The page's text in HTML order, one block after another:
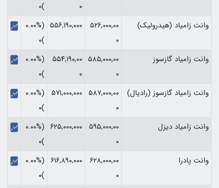
۰
)۰
وانت زامیاد (هیدرولیک)
۵۲۶,۰۰۰,۰۰
۰
۵۵۶,۱۹۰,۰۰۰
(۰.۰۰%
)۰
وانت زامیاد گازسوز
۵۸۵,۰۰۰,۰۰
۰
۵۵۴,۱۹۰,۰۰
۰
(۰.۰۰%
)۰
وانت زامیاد گازسوز (رادیال)
۵۸۷,۰۰۰,۰۰
۰
۵۷۱,۰۰۰,۰۰۰
(۰.۰۰%
)۰
وانت زامیاد دیزل
۵۹۵,۰۰۰,۰۰
۰
۶۲۵,۰۰۰,۰۰۰
(۰.۰۰%
)۰
وانت پادرا
۶۲۸,۰۰۰,۰۰
۰
۶۱۶,۸۹۰,۰۰۰
(۰.۰۰%
)۰